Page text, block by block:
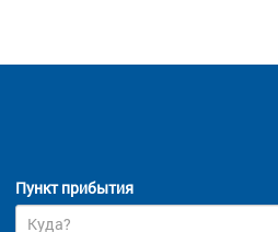
Пункт прибытия